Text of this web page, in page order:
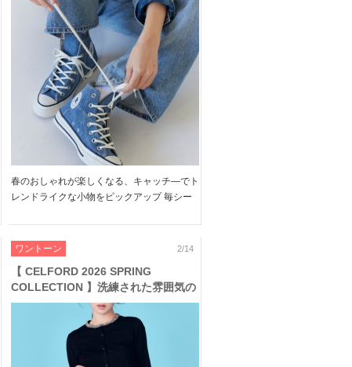
入れたい キャッチ― なアイテムをご
春のおしゃれが楽しくなる、キャッチ―でト
レンドライクな小物をピックアップ 毎シー
ーカーは 人気デニムと同素材でワントーン
のポップなデザイン 大人可愛いリボンキャ
ップも各ブランドらし […]
ワントーン 2/14
【 CELFORD 2026 SPRING
COLLECTION 】洗練された雰囲気の
ニット ワンピ や ショートパンツ、 セ
レモニー にも活躍する レース スカー
ト など華やかな新作が入荷